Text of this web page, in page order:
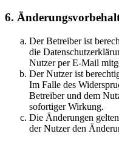
6.
Der Betreiber ist
die
Nutzer per E-Mail
Der Nutzer ist
Im Falle des
Betreiber und dem
sofortiger Wirkung.
Die Änderungen
der Nutzer den